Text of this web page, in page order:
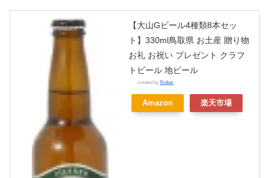
【大山Gビール4種類8本セッ
ト】330ml鳥取県 お土産 贈り物
お礼 お祝い プレゼント クラフ
トビール 地ビール
created by Rinker
Amazon 楽天市場